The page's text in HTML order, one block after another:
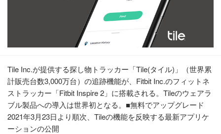
Tile Inc.が提供する探し物トラッカー「Tile(タイル)」（世界累
計販売台数3,000万台）の追跡機能が、Fitbit Inc.のフィットネ
ストラッカー「Fitbit Inspire 2」に搭載される。Tileのウェアラ
ブル製品への導入は世界初となる。■無料でアップグレード
2021年3月23日より順次、Tileの機能を反映する最新アプリケ
ーションの公開